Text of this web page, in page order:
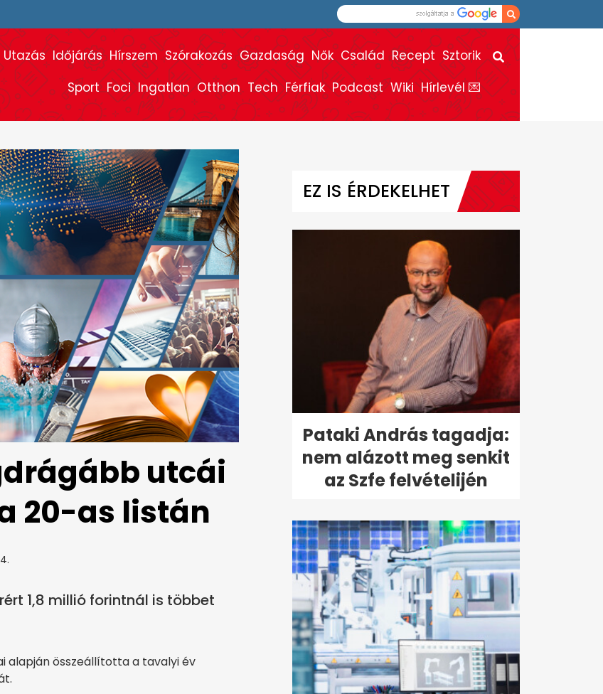
Utazás Időjárás Hírszem Szórakozás Gazdaság Nők Család Recept Sztorik
Sport Foci Ingatlan Otthon Tech Férfiak Podcast Wiki Hírlevél 💌
utcái
20-as listán
1,8 millió forintnál is többet
alapján összeállította a tavalyi év
EZ IS ÉRDEKELHET
Pataki András tagadja:
nem alázott meg senkit
az Szfe felvételijén